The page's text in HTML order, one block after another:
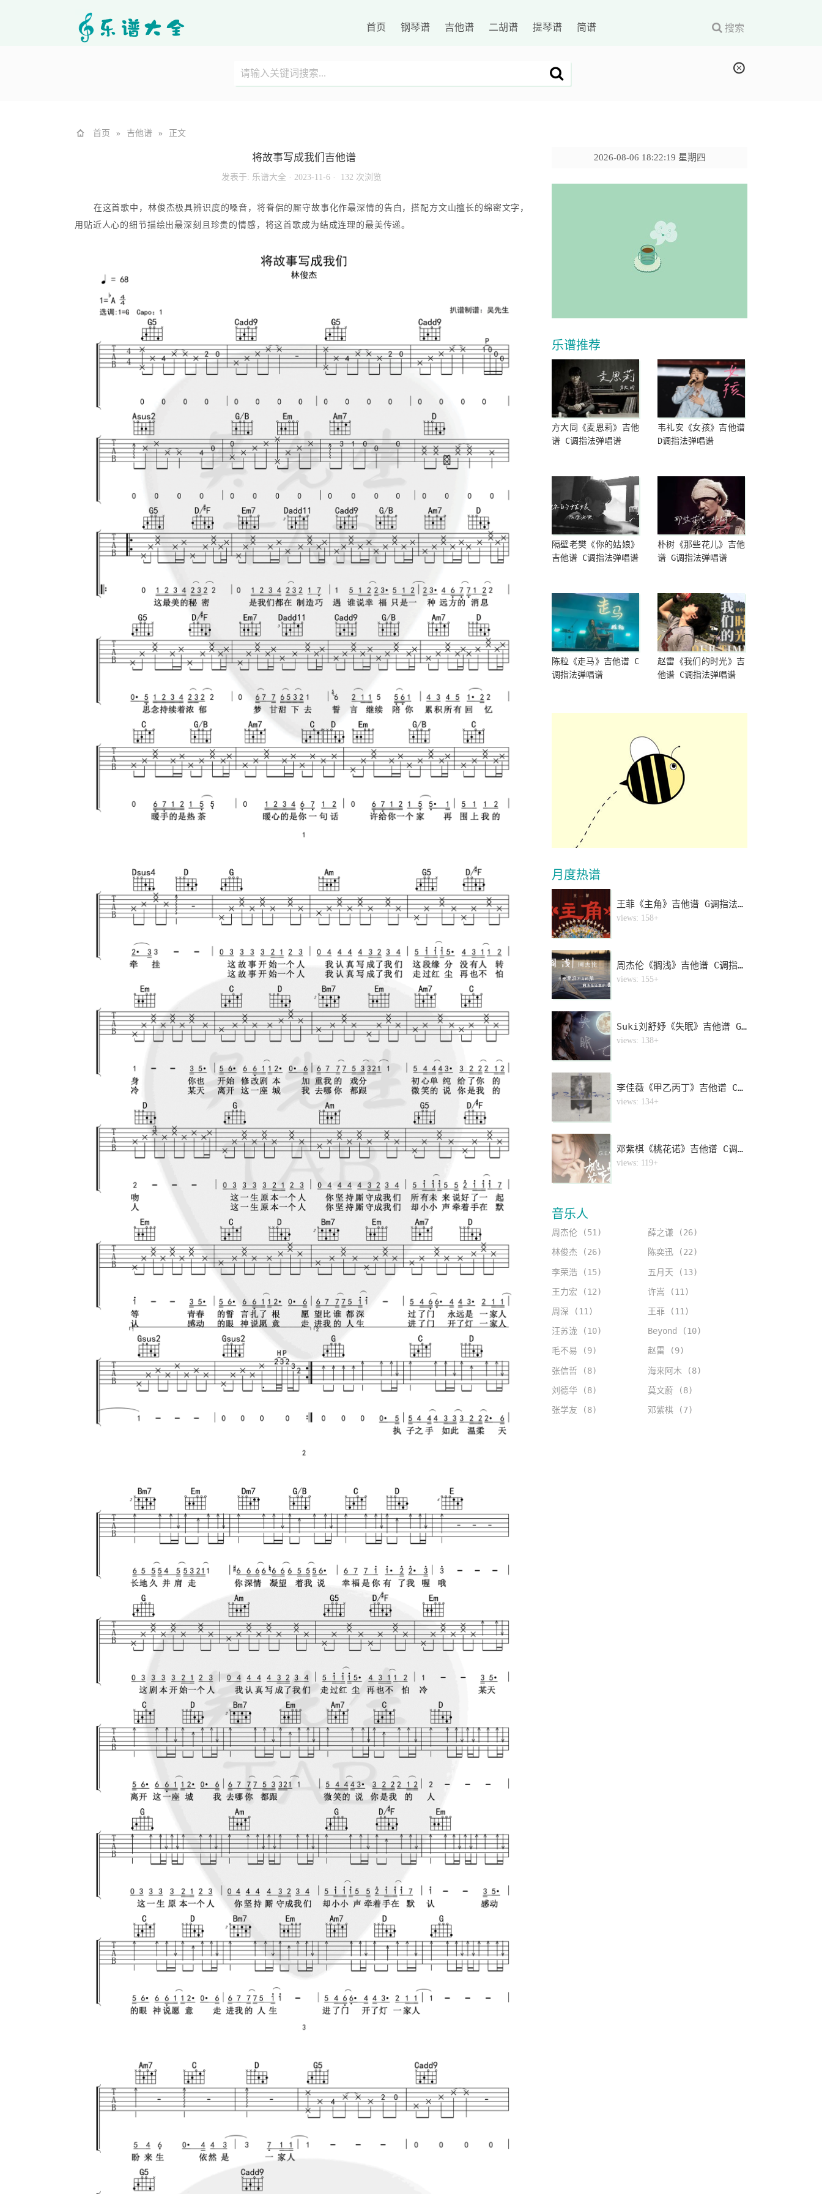
首页 钢琴谱 吉他谱 二胡谱 提琴谱 简谱 搜索
首页 » 吉他谱 » 正文
将故事写成我们吉他谱
发表于: 乐谱大全 · 2023-11-6 · 132 次浏览
在这首歌中，林俊杰极具辨识度的嗓音，将眷侣的厮守故事化作最深情的告白，搭配方文山擅长的绵密文字，
用贴近人心的细节描绘出最深刻且珍贵的情感，将这首歌成为结成连理的最美传递。
2026-08-06 18:22:20 星期四
乐谱推荐
方大同《麦恩莉》吉他
谱 C调指法弹唱谱
韦礼安《女孩》吉他谱
D调指法弹唱谱
隔壁老樊《你的姑娘》
吉他谱 C调指法弹唱谱
朴树《那些花儿》吉他
谱 G调指法弹唱谱
陈粒《走马》吉他谱 C
调指法弹唱谱
赵雷《我们的时光》吉
他谱 C调指法弹唱谱
月度热谱
1
王菲《主角》吉他谱 G调指法弹唱谱
views: 158+
2
周杰伦《搁浅》吉他谱 C调指法弹唱谱
views: 155+
3
Suki刘舒妤《失眠》吉他谱 G调指法弹唱谱
views: 138+
4
李佳薇《甲乙丙丁》吉他谱 C调指法弹唱谱
views: 134+
5
邓紫棋《桃花诺》吉他谱 C调指法弹唱谱
views: 119+
音乐人
周杰伦 (51) 薛之谦 (26)
林俊杰 (26) 陈奕迅 (22)
李荣浩 (15) 五月天 (13)
王力宏 (12) 许嵩 (11)
周深 (11) 王菲 (11)
汪苏泷 (10) Beyond (10)
毛不易 (9) 赵雷 (9)
张信哲 (8) 海来阿木 (8)
刘德华 (8) 莫文蔚 (8)
张学友 (8) 邓紫棋 (7)